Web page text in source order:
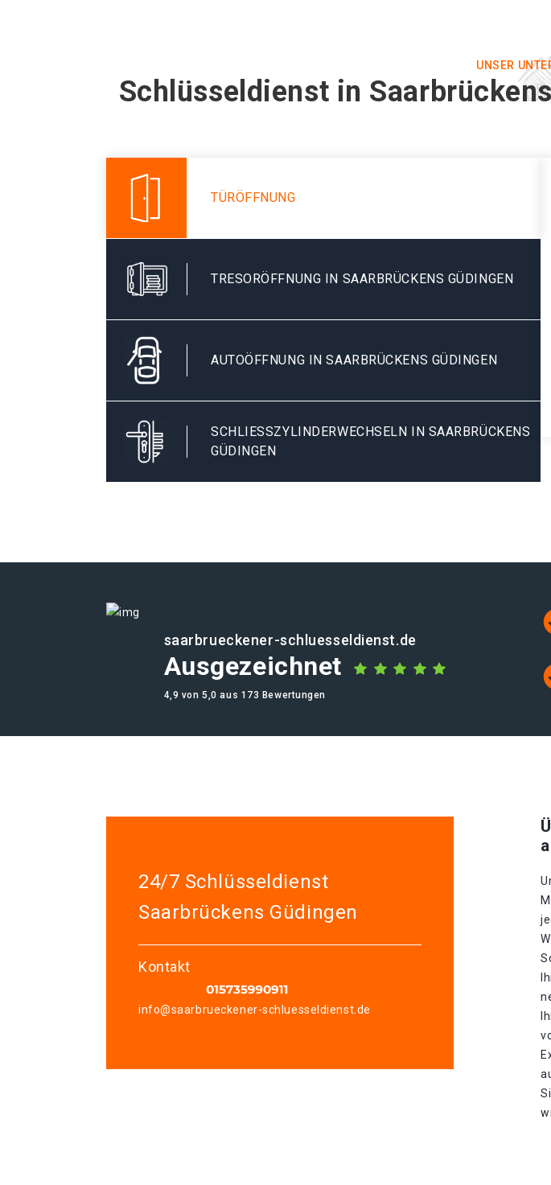
UNSER
Schlüsseldienst in
TÜRÖFFNUNG
TRESORÖFFNUNG IN SAARBRÜCKENS GÜDINGEN
AUTOÖFFNUNG IN SAARBRÜCKENS GÜDINGEN
SCHLIESSZYLINDERWECHSELN IN SAARBRÜCKENS G
ÜDINGEN
saarbrueckener-schluesseldienst.de
Ausgezeichnet
4,9 von 5,0 aus 173 Bewertungen
24/7 Schlüsseldienst
Saarbrückens Güdingen
Kontakt
info@saarbrueckener-schluesseldienst.de